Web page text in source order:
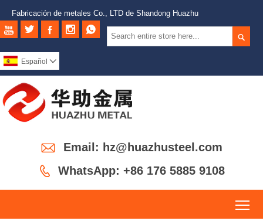
Fabricación de metales Co., LTD de Shandong Huazhu

    
Español 
 Email: hz@huazhusteel.com
 WhatsApp: +86 176 5885 9108